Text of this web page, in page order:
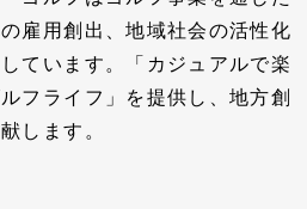
雇用創出、地域社会の活性化
ています。「カジュアルで楽
フライフ」を提供し、地方創
します。